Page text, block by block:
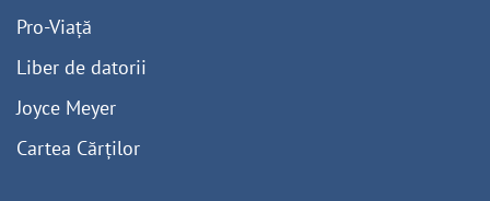
Pro-Viață
Liber de datorii
Joyce Meyer
Cartea Cărților